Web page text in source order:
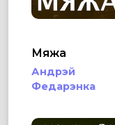
Мяжа
Андрэй
Федарэнка